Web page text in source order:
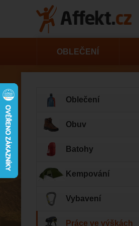
OBLEČENÍ
Oblečení
Obuv
Batohy
Kempování
Vybavení
Práce ve výškách